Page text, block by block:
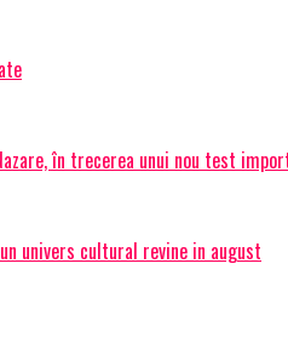
în trecerea unui nou test
univers cultural revine in august